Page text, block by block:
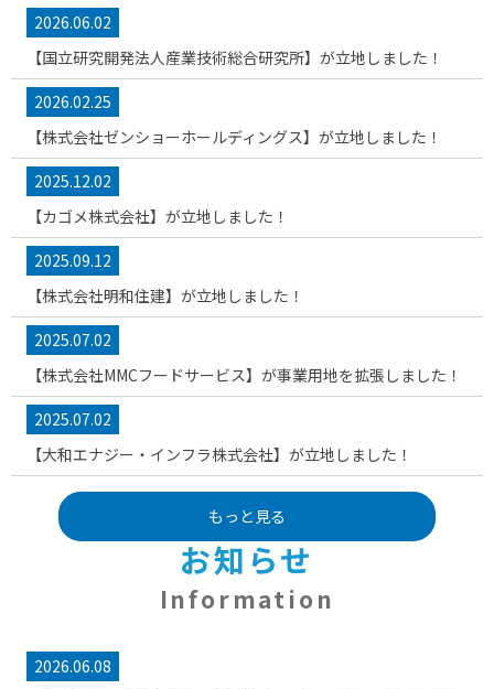
2026.06.02
【国立研究開発法人産業技術総合研究所】が立地しました！
2026.02.25
【株式会社ゼンショーホールディングス】が立地しました！
2025.12.02
【カゴメ株式会社】が立地しました！
2025.09.12
【株式会社明和住建】が立地しました！
2025.07.02
【株式会社MMCフードサービス】が事業用地を拡張しました！
2025.07.02
【大和エナジー・インフラ株式会社】が立地しました！
もっと見る
お知らせ
Information
2026.06.08